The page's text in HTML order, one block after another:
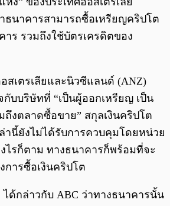
ธนาคารสามารถซื้อเหรียญคริปโต
าร รวมถึงใช้บัตรเครดิตของ
สเตรเลียและนิวซีแลนด์ (ANZ)
กับบริษัทที่ “เป็นผู้ออกเหรียญ เป็น
งตลาดซื้อขาย” สกุลเงินคริปโต
านี้ยังไม่ได้รับการควบคุมโดยหน่วย
ไรก็ตาม ทางธนาคารก็พร้อมที่จะ
การซื้อเงินคริปโต
ด้กล่าวกับ ABC ว่าทางธนาคารนั้น